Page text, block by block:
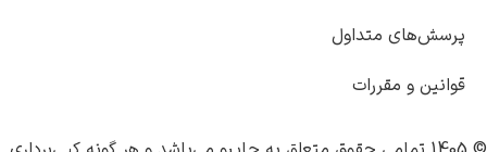
پرسش‌های متداول
قوانین و مقررات